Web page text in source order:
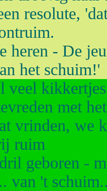
resolute,
heren - De
het schuim!'
veel
met
vrinden, we
ruim
geboren -
van 't